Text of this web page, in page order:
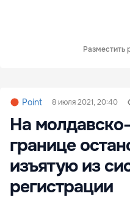
Разместить
Point 8 июля 2021, 20:40
На
границе
изъятую из
регистрации